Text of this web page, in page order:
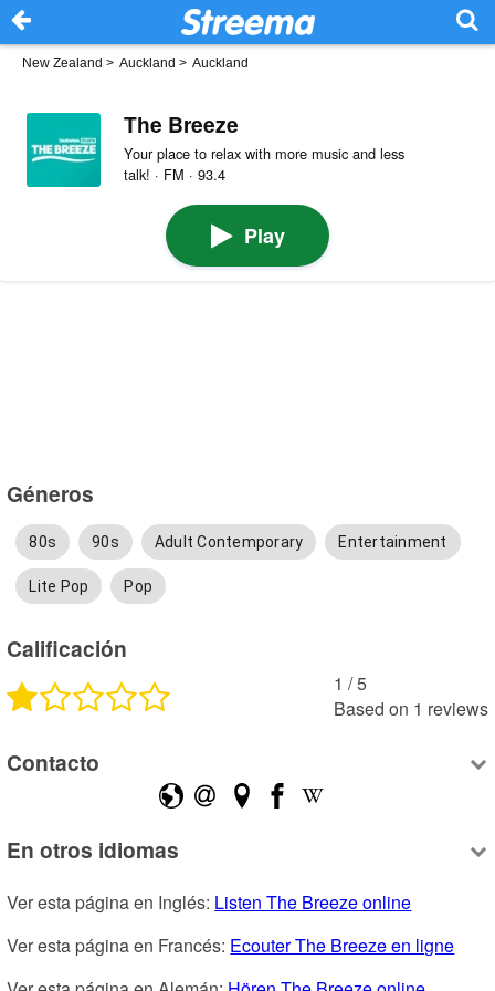
New Zealand > Auckland > Auckland
The Breeze
Your place to relax with more music and less
talk! · FM · 93.4
Play
Géneros
80s 90s Adult Contemporary Entertainment
Lite Pop Pop
Calificación
1 /5
Based on 1 reviews
Contacto
En otros idiomas
Ver esta página en Inglés: Listen The Breeze online
Ver esta página en Francés: Ecouter The Breeze en ligne